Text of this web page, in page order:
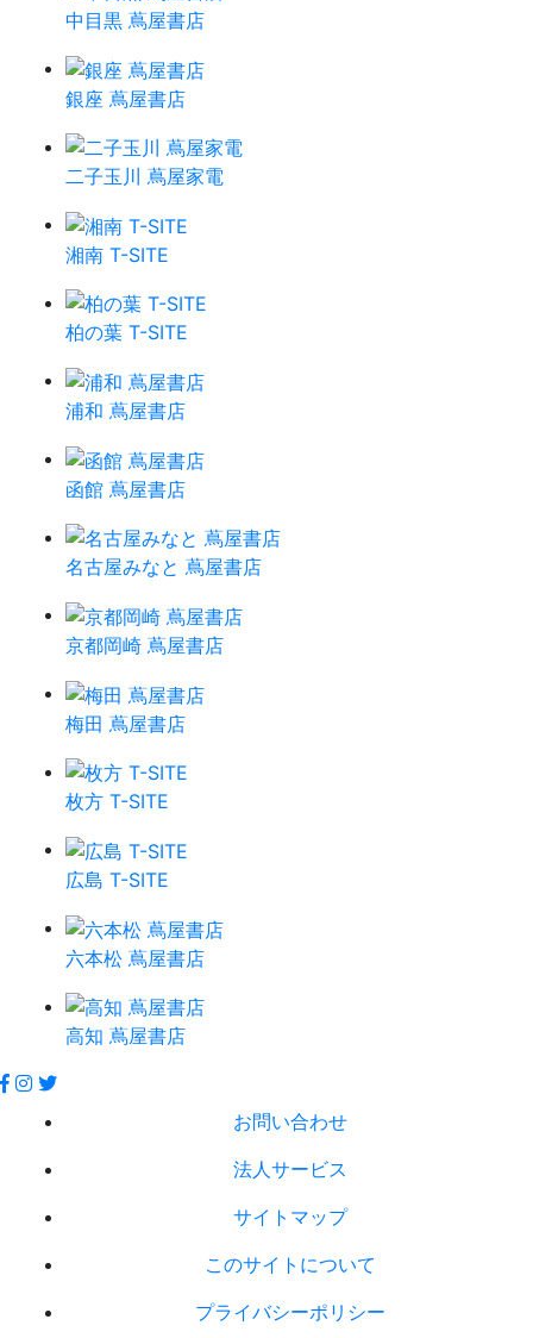
中目黒 蔦屋書店
銀座 蔦屋書店
二子玉川 蔦屋家電
湘南 T-SITE
柏の葉 T-SITE
浦和 蔦屋書店
函館 蔦屋書店
名古屋みなと 蔦屋書店
京都岡崎 蔦屋書店
梅田 蔦屋書店
枚方 T-SITE
広島 T-SITE
六本松 蔦屋書店
高知 蔦屋書店
お問い合わせ
法人サービス
サイトマップ
このサイトについて
プライバシーポリシー